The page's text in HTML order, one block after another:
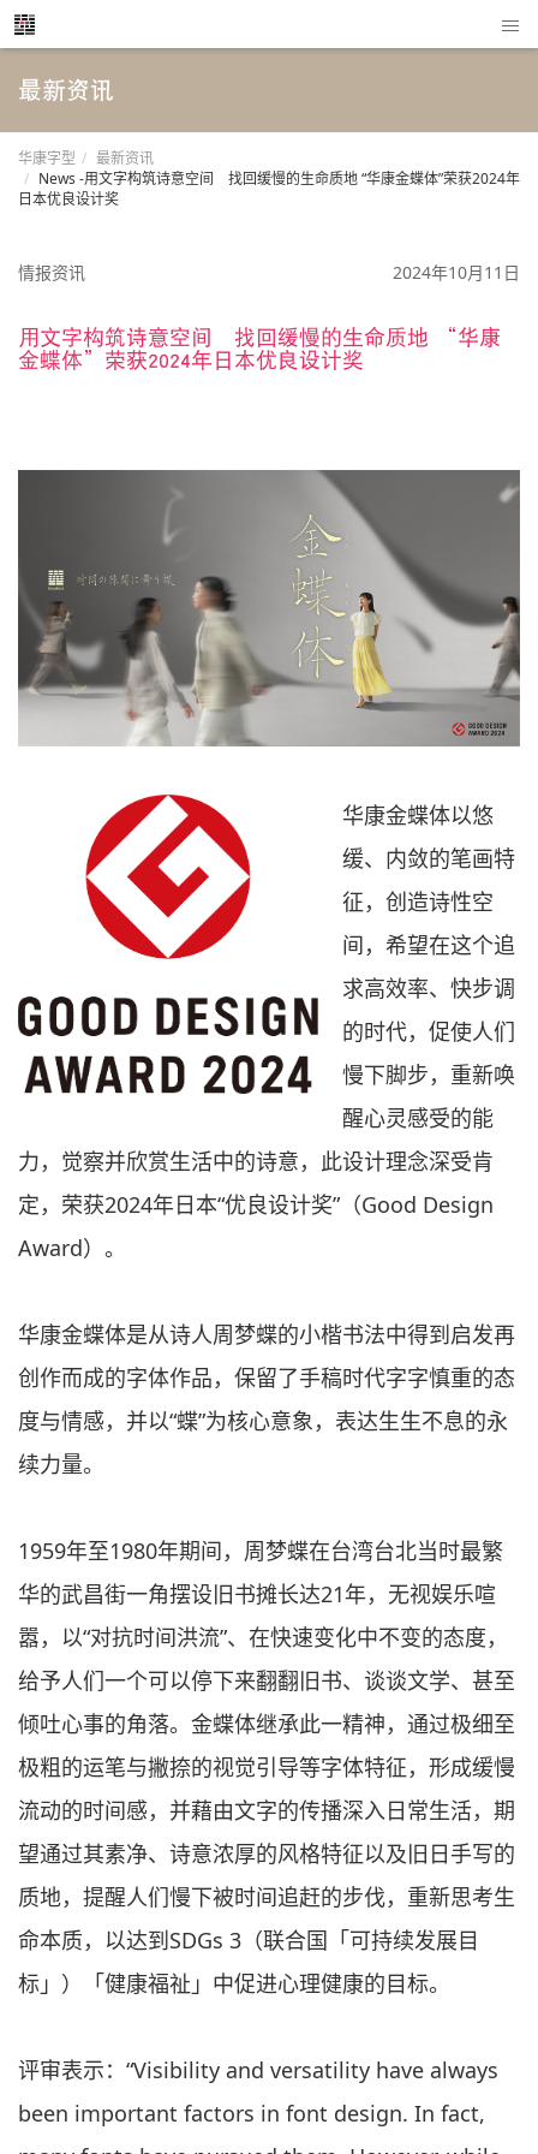
最新资讯
华康字型
最新资讯
News -用文字构筑诗意空间 找回缓慢的生命质地 “华康金蝶体”荣获2024年
日本优良设计奖
情报资讯 2024年10月11日
用文字构筑诗意空间 找回缓慢的生命质地 “华康
金蝶体”荣获2024年日本优良设计奖
华康金蝶体以悠
缓、内敛的笔画特
征，创造诗性空
间，希望在这个追
求高效率、快步调
的时代，促使人们
慢下脚步，重新唤
醒心灵感受的能
力，觉察并欣赏生活中的诗意，此设计理念深受肯
定，荣获2024年日本“优良设计奖”（Good Design
Award）。
华康金蝶体是从诗人周梦蝶的小楷书法中得到启发再
创作而成的字体作品，保留了手稿时代字字慎重的态
度与情感，并以“蝶”为核心意象，表达生生不息的永
续力量。
1959年至1980年期间，周梦蝶在台湾台北当时最繁
华的武昌街一角摆设旧书摊长达21年，无视娱乐喧
嚣，以“对抗时间洪流”、在快速变化中不变的态度，
给予人们一个可以停下来翻翻旧书、谈谈文学、甚至
倾吐心事的角落。金蝶体继承此一精神，通过极细至
极粗的运笔与撇捺的视觉引导等字体特征，形成缓慢
流动的时间感，并藉由文字的传播深入日常生活，期
望通过其素净、诗意浓厚的风格特征以及旧日手写的
质地，提醒人们慢下被时间追赶的步伐，重新思考生
命本质，以达到SDGs 3（联合国「可持续发展目
标」）「健康福祉」中促进心理健康的目标。
评审表示：“Visibility and versatility have always
been important factors in font design. In fact,